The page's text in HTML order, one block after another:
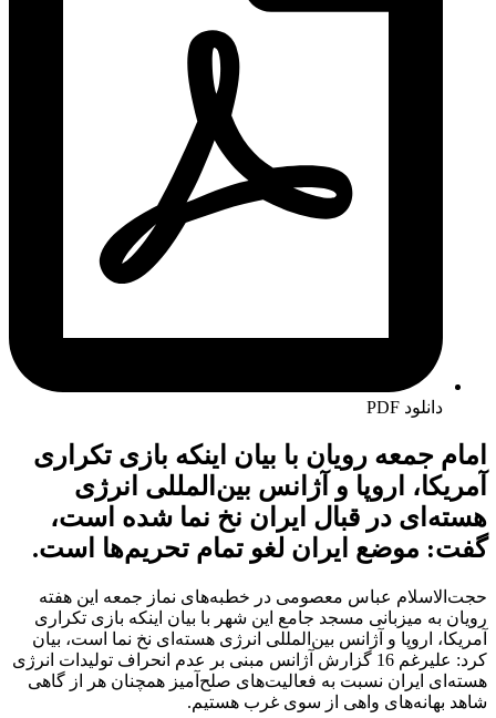
دانلود PDF
امام جمعه رویان با بیان اینکه بازی تکراری
آمریکا، اروپا و آژانس بین‌المللی انرژی
هسته‌ای در قبال ایران نخ نما شده است،
گفت: موضع ایران لغو تمام تحریم‌ها است.
حجت‌الاسلام عباس معصومی در خطبه‌های نماز جمعه این هفته
رویان به میزبانی مسجد جامع این شهر با بیان اینکه بازی تکراری
آمریکا، اروپا و آژانس بین‌المللی انرژی هسته‌ای نخ نما است، بیان
کرد: علیرغم 16 گزارش آژانس مبنی بر عدم انحراف تولیدات انرژی
هسته‌ای ایران نسبت به فعالیت‌های صلح‌آمیز همچنان هر از گاهی
شاهد بهانه‌های واهی از سوی غرب هستیم.